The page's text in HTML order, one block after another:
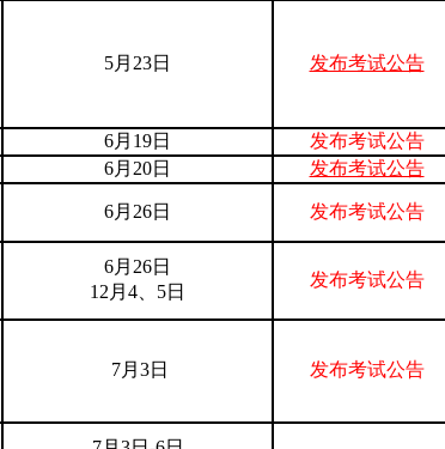
5月23日 发布考试公告
6月19日 发布考试公告
6月20日 发布考试公告
6月26日 发布考试公告
6月26日
12月4、5日
发布考试公告
7月3日 发布考试公告